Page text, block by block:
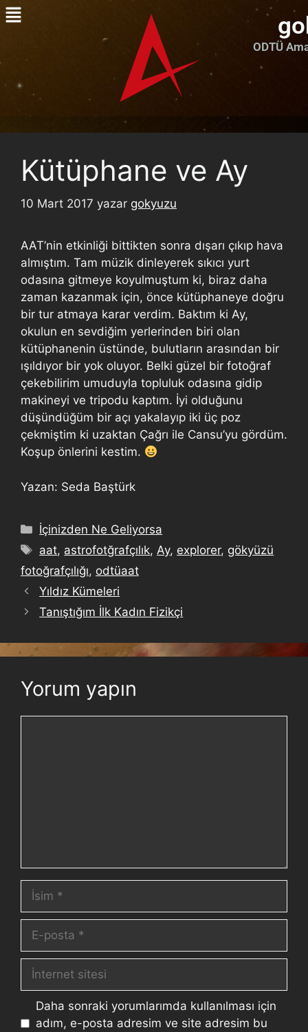
ODTÜ
Kütüphane ve Ay
10 Mart 2017 yazar gokyuzu
AAT’nin etkinliği bittikten sonra dışarı çıkıp hava
almıştım. Tam müzik dinleyerek sıkıcı yurt
odasına gitmeye koyulmuştum ki, biraz daha
zaman kazanmak için, önce kütüphaneye doğru
bir tur atmaya karar verdim. Baktım ki Ay,
okulun en sevdiğim yerlerinden biri olan
kütüphanenin üstünde, bulutların arasından bir
ışıldıyor bir yok oluyor. Belki güzel bir fotoğraf
çekebilirim umuduyla topluluk odasına gidip
makineyi ve tripodu kaptım. İyi olduğunu
düşündüğüm bir açı yakalayıp iki üç poz
çekmiştim ki uzaktan Çağrı ile Cansu’yu gördüm.
Koşup önlerini kestim.
Yazan: Seda Baştürk
İçinizden Ne Geliyorsa
aat, astrofotğrafçılık, Ay, explorer, gökyüzü
fotoğrafçılığı, odtüaat
Yıldız Kümeleri
Tanıştığım İlk Kadın Fizikçi
Yorum yapın
Daha sonraki yorumlarımda kullanılması için
adım, e-posta adresim ve site adresim bu